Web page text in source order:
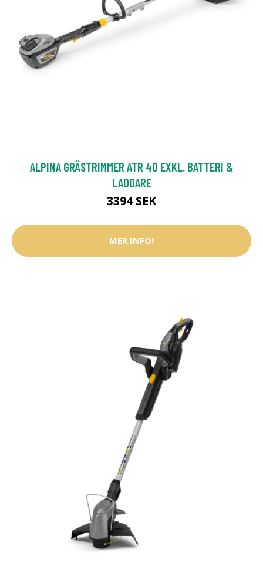
ALPINA GRÄSTRIMMER ATR 40 EXKL. BATTERI &
LADDARE
3394 SEK
MER INFO!